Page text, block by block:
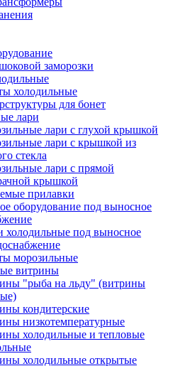
заморозки
холодильные
для бонет
лари
лари с глухой крышкой
лари с крышкой из
стекла
лари с прямой
крышкой
прилавки
оборудование под выносное
холодильные под выносное
морозильные
витрины
"рыба на льду" (витрины
кондитерские
низкотемпературные
холодильные и тепловые
холодильные открытые